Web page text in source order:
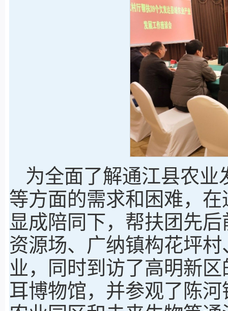
为全面了解通江县农
等方面的需求和困难，
显成陪同下，帮扶团先
资源场、广纳镇构花坪
业，同时到访了高明新
耳博物馆，并参观了陈